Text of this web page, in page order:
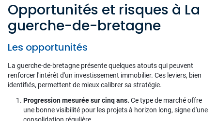
Opportunités et risques à La
guerche-de-bretagne
Les opportunités
La guerche-de-bretagne présente quelques atouts qui peuvent
renforcer l'intérêt d'un investissement immobilier. Ces leviers, bien
identifiés, permettent de mieux calibrer sa stratégie.
Progression mesurée sur cinq ans. Ce type de marché offre
une bonne visibilité pour les projets à horizon long, signe d'une